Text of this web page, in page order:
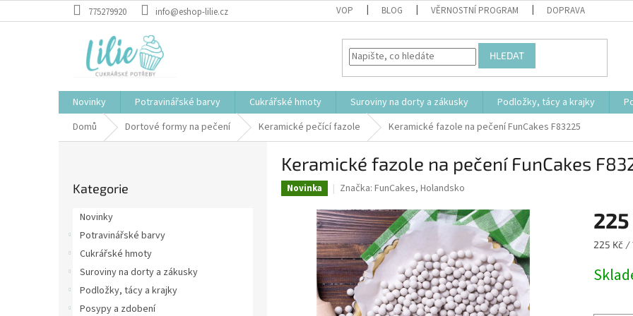
na
775279920 info@eshop-lilie.cz VOP BLOG VĚRNOSTNÍ PROGRAM DOPRAVA
HLEDAT
Novinky Potravinářské barvy Cukrářské hmoty Suroviny na dorty a zákusky Podložky, tácy a krajky
Domů
Dortové formy na pečení Keramické pečící fazole Keramické fazole na pečení FunCakes F83225
kategorie
Kategorie
Novinky
Potravinářské barvy
Cukrářské hmoty
Suroviny na dorty a zákusky
Podložky, tácy a krajky
Posypy a zdobení
Keramické fazole na pečení FunCakes
Novinka Značka: FunCakes, Holandsko
225
Měrná
225 Kč /